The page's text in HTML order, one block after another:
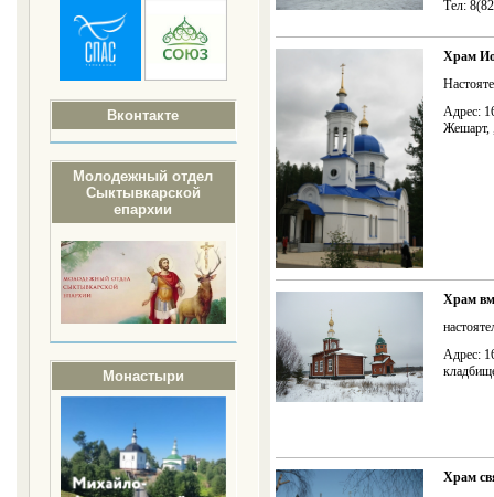
Вконтакте
Молодежный отдел
Сыктывкарской
епархии
Монастыри
Тел:
Храм
Адрес:
Жешарт,
Храм
Адрес:
Храм